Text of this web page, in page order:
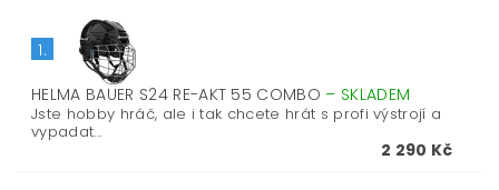
1.
HELMA BAUER S24 RE-AKT 55 COMBO – SKLADEM
Jste hobby hráč, ale i tak chcete hrát s profi výstrojí a
vypadat...
2 290 Kč